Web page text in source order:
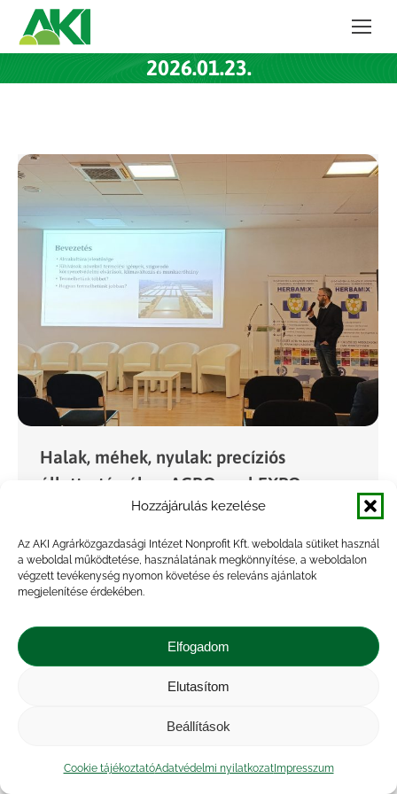
Hozzájárulás kezelése
Az AKI Agrárközgazdasági Intézet Nonprofit Kft. weboldala sütiket használ
a weboldal működtetése, használatának megkönnyítése, a weboldalon
végzett tevékenység nyomon követése és releváns ajánlatok
megjelenítése érdekében.
Elfogadom
Elutasítom
Beállítások
Cookie tájékoztatóAdatvédelmi nyilatkozatImpresszum
2026.01.23.
Halak, méhek, nyulak: precíziós
állattartásról az AGROmashEXPO-n
Rendezvény
Az AGROmashEXPO keretében január 22-én a
Magyarországi Precíziós Állattartásért
Egyesület szervezésében rendezték meg az
ANImashEXPO szakmai program Halak, méhek,
nyulak szekcióját. Az eseményen intézetünket az